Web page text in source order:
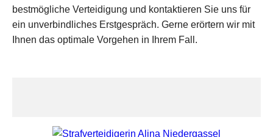
bestmögliche Verteidigung und kontaktieren Sie uns für
ein unverbindliches Erstgespräch. Gerne erörtern wir mit
Ihnen das optimale Vorgehen in Ihrem Fall.